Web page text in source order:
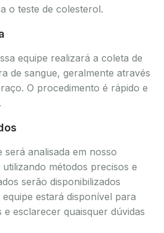
o teste de colesterol.
equipe realizará a coleta de
de sangue, geralmente através
O procedimento é rápido e
será analisada em nosso
métodos precisos e
serão disponibilizados
estará disponível para
esclarecer quaisquer dúvidas